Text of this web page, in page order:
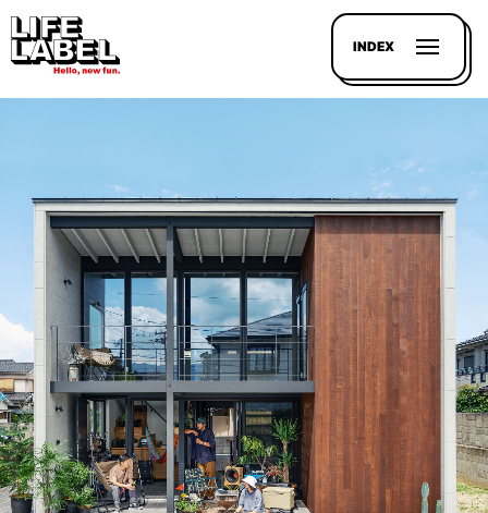
INDEX
記事を
探す
LL
HOUSE
LINE-
UP
PROJECT